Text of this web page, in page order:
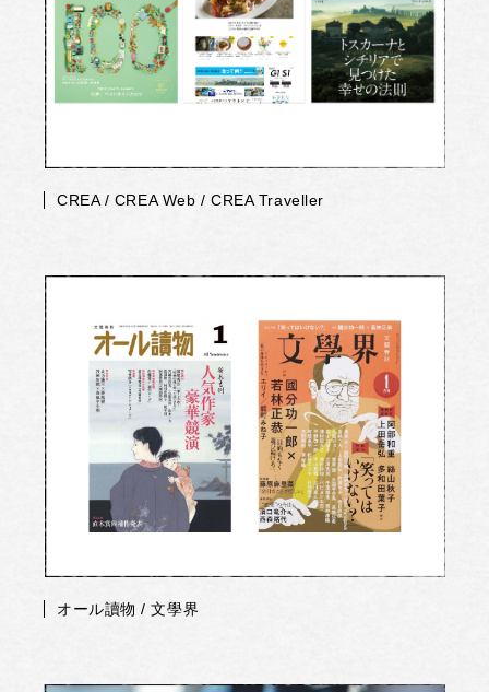
CREA / CREA Web / CREA Traveller
オール讀物 / 文學界